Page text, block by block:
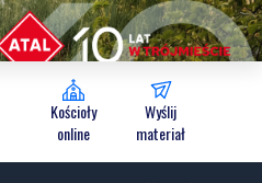
Kościoły
online
Wyślij
materiał